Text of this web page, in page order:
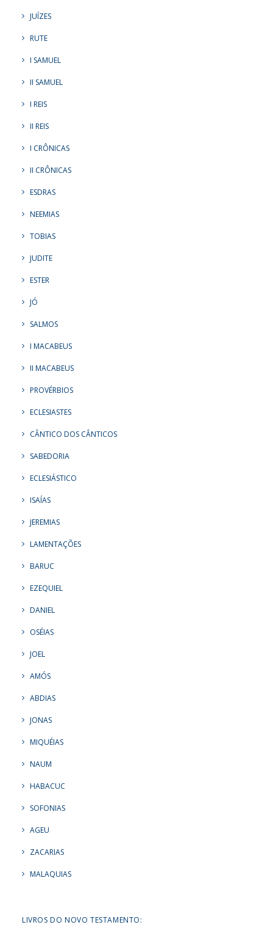
JUÍZES
RUTE
I SAMUEL
II SAMUEL
I REIS
II REIS
I CRÔNICAS
II CRÔNICAS
ESDRAS
NEEMIAS
TOBIAS
JUDITE
ESTER
JÓ
SALMOS
I MACABEUS
II MACABEUS
PROVÉRBIOS
ECLESIASTES
CÂNTICO DOS CÂNTICOS
SABEDORIA
ECLESIÁSTICO
ISAÍAS
JEREMIAS
LAMENTAÇÕES
BARUC
EZEQUIEL
DANIEL
OSÉIAS
JOEL
AMÓS
ABDIAS
JONAS
MIQUÉIAS
NAUM
HABACUC
SOFONIAS
AGEU
ZACARIAS
MALAQUIAS
LIVROS DO NOVO TESTAMENTO: